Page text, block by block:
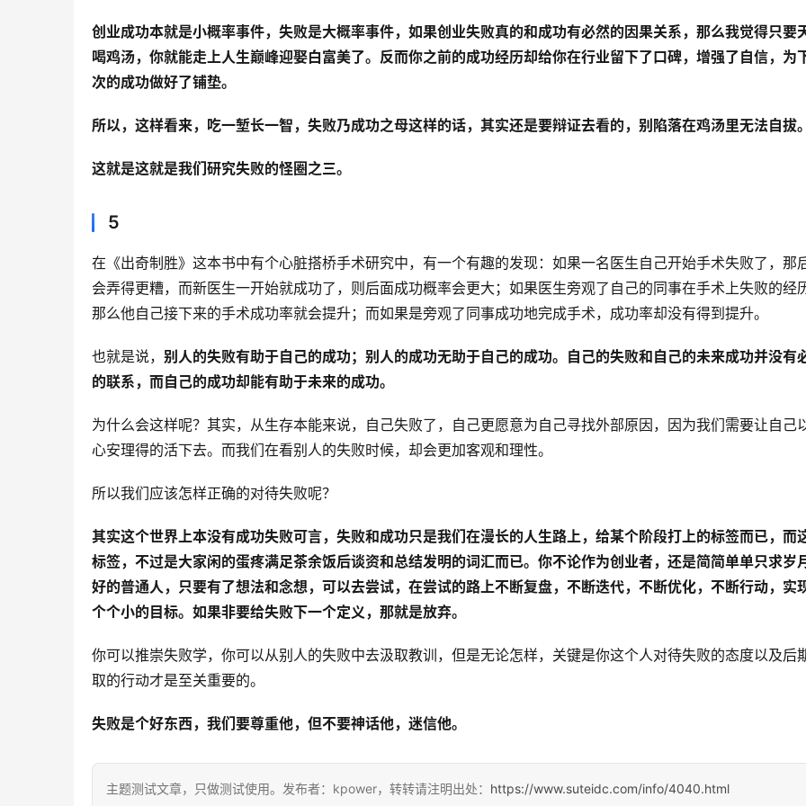
创业成功本就是小概率事件，失败是大概率事件，如果创业失败真的和成功有必然的因果关系，那么我觉得只要
喝鸡汤，你就能走上人生巅峰迎娶白富美了。反而你之前的成功经历却给你在行业留下了口碑，增强了自信，为
次的成功做好了铺垫。
所以，这样看来，吃一堑长一智，失败乃成功之母这样的话，其实还是要辩证去看的，别陷落在鸡汤里无法自拔。
这就是这就是我们研究失败的怪圈之三。
5
在《出奇制胜》这本书中有个心脏搭桥手术研究中，有一个有趣的发现：如果一名医生自己开始手术失败了，那
会弄得更糟，而新医生一开始就成功了，则后面成功概率会更大；如果医生旁观了自己的同事在手术上失败的经历
那么他自己接下来的手术成功率就会提升；而如果是旁观了同事成功地完成手术，成功率却没有得到提升。
也就是说， 别人的失败有助于自己的成功；别人的成功无助于自己的成功。自己的失败和自己的未来成功并没有
的联系，而自己的成功却能有助于未来的成功。
为什么会这样呢？其实，从生存本能来说，自己失败了，自己更愿意为自己寻找外部原因，因为我们需要让自己
心安理得的活下去。而我们在看别人的失败时候，却会更加客观和理性。
所以我们应该怎样正确的对待失败呢？
其实这个世界上本没有成功失败可言，失败和成功只是我们在漫长的人生路上，给某个阶段打上的标签而已，而
标签，不过是大家闲的蛋疼满足茶余饭后谈资和总结发明的词汇而已。你不论作为创业者，还是简简单单只求岁
好的普通人，只要有了想法和念想，可以去尝试，在尝试的路上不断复盘，不断迭代，不断优化，不断行动，实
个个小的目标。如果非要给失败下一个定义，那就是放弃。
你可以推崇失败学，你可以从别人的失败中去汲取教训，但是无论怎样，关键是你这个人对待失败的态度以及后
取的行动才是至关重要的。
失败是个好东西，我们要尊重他，但不要神话他，迷信他。
主题测试文章，只做测试使用。发布者：kpower，转转请注明出处： https://www.suteidc.com/info/4040.html